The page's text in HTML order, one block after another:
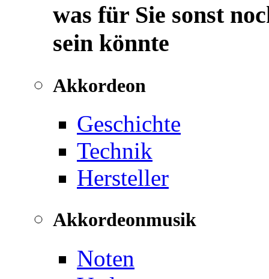
was für Sie sonst
sein könnte
Akkordeon
Geschichte
Technik
Hersteller
Akkordeonmusik
Noten